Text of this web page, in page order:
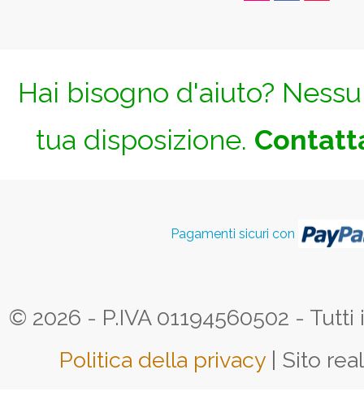
Hai bisogno d'aiuto?
tua disposizione.
Pagamenti sicuri con
© 2026 - P.IVA 01194560502 -
Politica della privacy | Sito